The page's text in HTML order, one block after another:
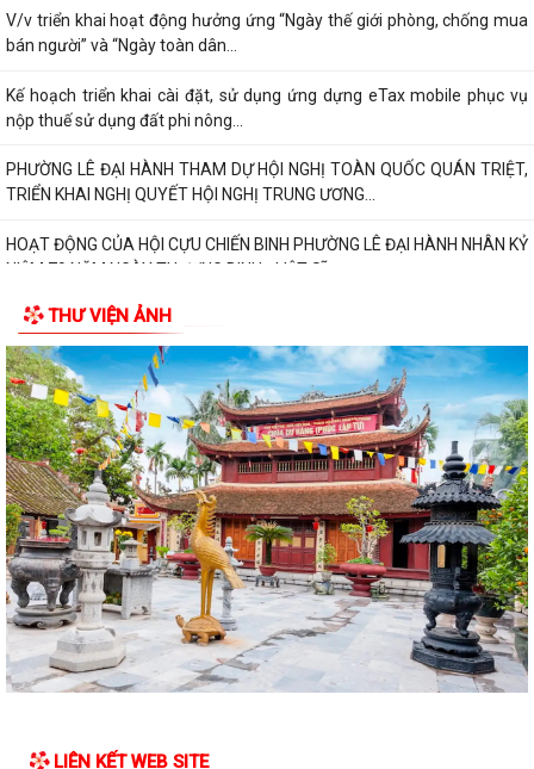
nộp thuế sử dụng đất phi nông...
TRIỂN KHAI NGHỊ QUYẾT HỘI NGHỊ TRUNG ƯƠNG...
NIỆM 79 NĂM NGÀY THƯƠNG BINH - LIỆT SĨ...
HÀNG CHÍNH SÁCH XÃ HỘI CHÍ LINH THĂM,...
THÔNG BÁO Kết quả kỳ họp thứ Năm (Kỳ họp thường lệ giữa năm
2026) Hội đồng nhân dân phường khóa...
THÔNG BÁO LỄ DÂNG HƯƠNG THẮP NẾN TRI ÂN CÁC ANH HÙNG LIỆT
SĨ
CHIẾN DỊCH 500 NGÀY ĐÊM ĐẨY MẠNH THỰC HIỆN, TÌM KIẾM, QUY
TẬP, XÁC ĐỊNH DANH TÍNH HÀI CỐT LIỆT SĨ
NGHỊ QUYẾT Quy định nội dung chi, mức chi kinh phí bảo đảm cho
công tác xây dựng văn bản quy...
10 Nghị quyết trụ cột trong kỷ nguyên vươn mình của dân tộc
Chỉ thị số 07-CT/TW đẩy mạnh học tập, thực hành tư tưởng, đạo đức,
phương pháp, phong cách Hồ Chí...
THƯ VIỆN ẢNH
LIÊN KẾT WEB SITE